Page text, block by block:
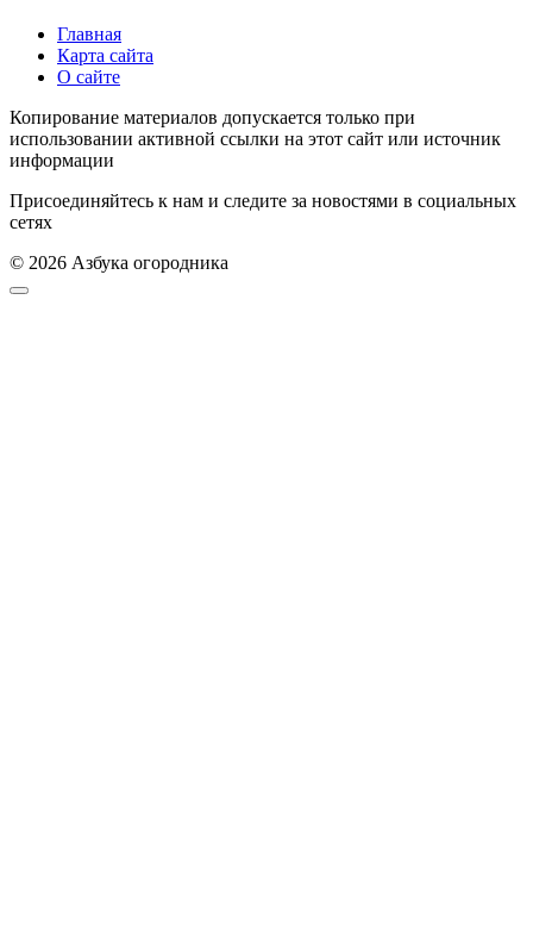
Главная
Карта сайта
О сайте
Копирование материалов допускается только при
использовании активной ссылки на этот сайт или источник
информации
Присоединяйтесь к нам и следите за новостями в социальных
сетях
© 2026 Азбука огородника